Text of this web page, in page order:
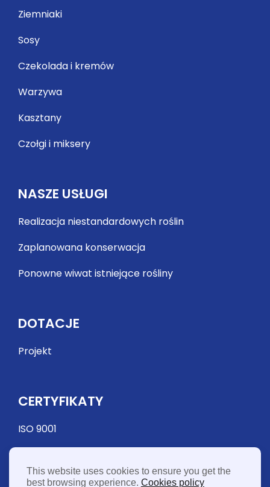
This website uses cookies to ensure you get the
best browsing experience. Cookies policy
Ziemniaki
Sosy
Czekolada i kremów
Warzywa
Kasztany
Czołgi i miksery
NASZE USŁUGI
Realizacja niestandardowych roślin
Zaplanowana konserwacja
Ponowne wiwat istniejące rośliny
DOTACJE
Projekt
CERTYFIKATY
ISO 9001